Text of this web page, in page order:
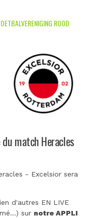
ROOD
match Heracles
- Excelsior sera
d'autres EN LIVE
sur notre APPLI